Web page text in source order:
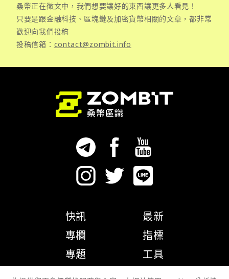
桑幣正在徵文中，我們想要讓好的東西讓更多人看見！
只要是跟金融科技、區塊鏈及加密貨幣相關的文章，都非常
歡迎向我們投稿
投稿信箱： contact@zombit.info
快訊
專欄
專題
最新
指標
工具